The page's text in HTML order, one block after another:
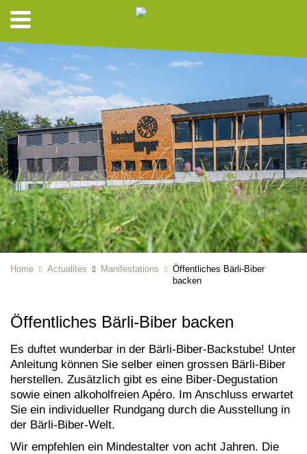
Home Actualités Manifestations
Öffentliches Bärli-Biber
backen
Öffentliches Bärli-Biber backen
Es duftet wunderbar in der Bärli-Biber-Backstube! Unter
Anleitung können Sie selber einen grossen Bärli-Biber
herstellen. Zusätzlich gibt es eine Biber-Degustation
sowie einen alkoholfreien Apéro. Im Anschluss erwartet
Sie ein individueller Rundgang durch die Ausstellung in
der Bärli-Biber-Welt.
Wir empfehlen ein Mindestalter von acht Jahren. Die